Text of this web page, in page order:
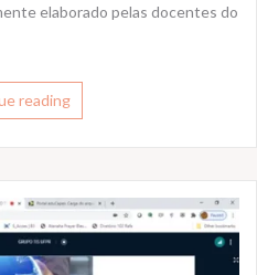
elaborado pelas docentes do
reading